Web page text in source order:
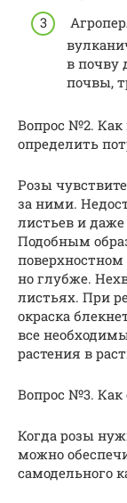
в почву
почвы,
Вопрос №2.
определить
Розы
за ними.
листьев и
Подобным
но глубже.
листьях. При
окраска
все
растения в
Вопрос №3. Как
Когда розы
можно
самодельного